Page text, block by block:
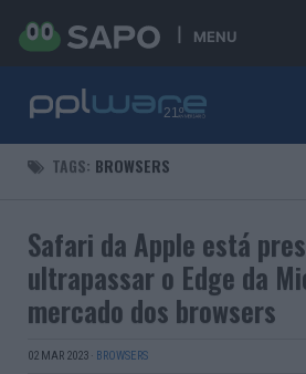
MENU
TAGS: BROWSERS
Safari da Apple está
ultrapassar o Edge da
mercado dos browsers
02 MAR 2023 · BROWSERS